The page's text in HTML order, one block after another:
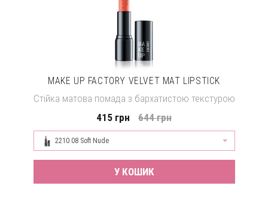
MAKE UP FACTORY VELVET MAT LIPSTICK
Стійка матова помада з бархатистою текстурою
415 грн
644 грн
2210.08 Soft Nude
У КОШИК